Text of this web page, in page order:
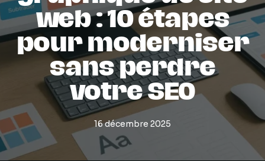
web : 10 étapes
pour moderniser
sans perdre
votre SEO
16 décembre 2025